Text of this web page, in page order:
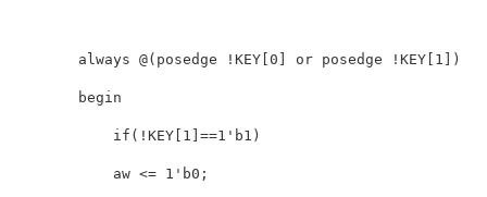
        always @(posedge !KEY[0] or posedge !KEY[1])
        begin
            if(!KEY[1]==1'b1)
            aw <= 1'b0;